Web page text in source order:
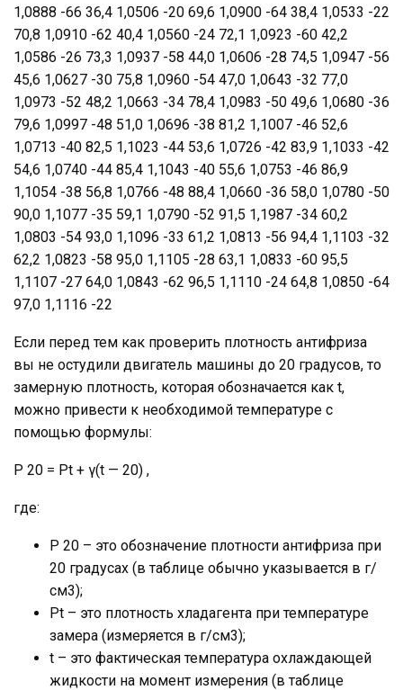
1,0888 -66 36,4 1,0506 -20 69,6 1,0900 -64 38,4 1,0533 -22
70,8 1,0910 -62 40,4 1,0560 -24 72,1 1,0923 -60 42,2
1,0586 -26 73,3 1,0937 -58 44,0 1,0606 -28 74,5 1,0947 -56
45,6 1,0627 -30 75,8 1,0960 -54 47,0 1,0643 -32 77,0
1,0973 -52 48,2 1,0663 -34 78,4 1,0983 -50 49,6 1,0680 -36
79,6 1,0997 -48 51,0 1,0696 -38 81,2 1,1007 -46 52,6
1,0713 -40 82,5 1,1023 -44 53,6 1,0726 -42 83,9 1,1033 -42
54,6 1,0740 -44 85,4 1,1043 -40 55,6 1,0753 -46 86,9
1,1054 -38 56,8 1,0766 -48 88,4 1,0660 -36 58,0 1,0780 -50
90,0 1,1077 -35 59,1 1,0790 -52 91,5 1,1987 -34 60,2
1,0803 -54 93,0 1,1096 -33 61,2 1,0813 -56 94,4 1,1103 -32
62,2 1,0823 -58 95,0 1,1105 -28 63,1 1,0833 -60 95,5
1,1107 -27 64,0 1,0843 -62 96,5 1,1110 -24 64,8 1,0850 -64
97,0 1,1116 -22
Если перед тем как проверить плотность антифриза
вы не остудили двигатель машины до 20 градусов, то
замерную плотность, которая обозначается как t,
можно привести к необходимой температуре с
помощью формулы:
P 20 = Pt + γ(t — 20) ,
где:
P 20 – это обозначение плотности антифриза при
20 градусах (в таблице обычно указывается в г/
см3);
Pt – это плотность хладагента при температуре
замера (измеряется в г/см3);
t – это фактическая температура охлаждающей
жидкости на момент измерения (в таблице